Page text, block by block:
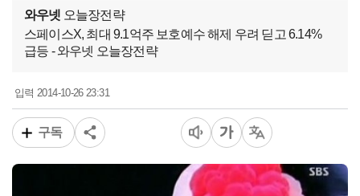
와우넷 오늘장전략
스페이스X, 최대 9.1억주 보호예수 해제 우려 딛고 6.14%
급등 - 와우넷 오늘장전략
입력2014-10-26 23:31
구독